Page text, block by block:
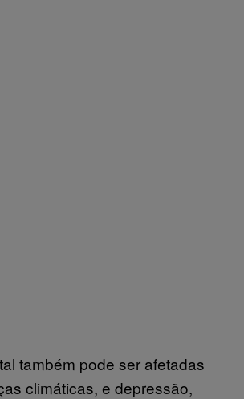
também pode ser afetadas
climáticas, e depressão,